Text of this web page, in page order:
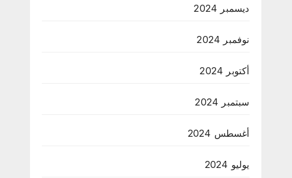
ديسمبر 2024
نوفمبر 2024
أكتوبر 2024
سبتمبر 2024
أغسطس 2024
يوليو 2024